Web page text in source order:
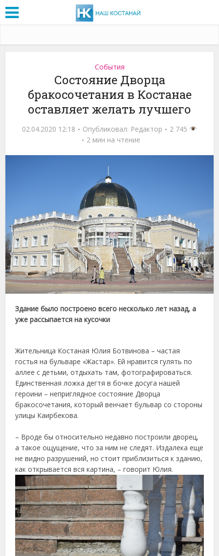
События
Состояние Дворца
бракосочетания в Костанае
оставляет желать лучшего
02.04.2020 12:18 Опубликовал: Редактор
2 745
2 мин на чтение
Здание было построено всего несколько лет назад, а
уже рассыпается на кусочки
Жительница Костаная Юлия Ботвинова – частая
гостья на бульваре «Жастар». Ей нравится гулять по
аллее с детьми, отдыхать там, фотографироваться.
Единственная ложка дегтя в бочке досуга нашей
героини – неприглядное состояние Дворца
бракосочетания, который венчает бульвар со стороны
улицы Каирбекова.
– Вроде бы относительно недавно построили дворец,
а такое ощущение, что за ним не следят. Издалека еще
не видно разрушений, но стоит приблизиться к зданию,
как открывается вся картина, – говорит Юлия.